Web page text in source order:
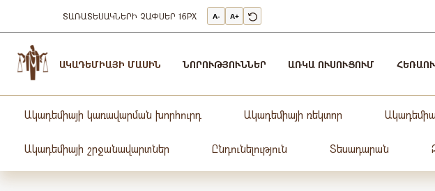
ՏԱՌԱՏԵՍԱԿՆԵՐԻ ՉԱՓՍԵՐ 16PX A- A+
Ակադեմիա
-
ԱԿԱԴԵՄԻԱՅԻ ՄԱՍԻՆ ՆՈՐՈՒԹՅՈՒՆՆԵՐ ԱՌԿԱ ՈՒՍՈՒՑՈՒՄ
Ակադեմիայի կառավարման խորհուրդ Ակադեմիայի ռեկտոր
Ակադեմիայի շրջանավարտներ Ընդունելություն Տեսադարան